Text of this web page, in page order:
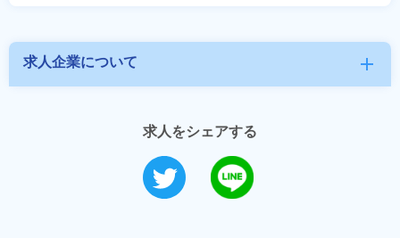
求人企業について add
求人をシェアする